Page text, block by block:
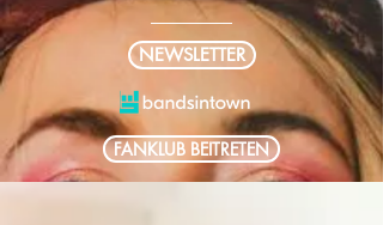
NEWSLETTER
FANKLUB BEITRETEN